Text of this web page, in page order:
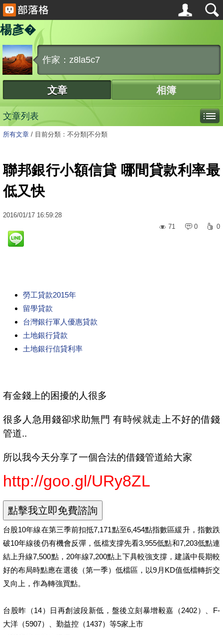
楊彥�
作家：z8la5c7
文章 相簿
文章列表
所有文章 / 目前分類：不分類|不分類
聯邦銀行小額信貸 哪間貸款利率最
低又快
2016/01/17 16:59:28
71
0 0
勞工貸款2015年
留學貸款
台灣銀行軍人優惠貸款
土地銀行貸款
土地銀行信貸利率
有金錢上的困擾的人很多
很多人急用錢卻求助無門 有時候就走上不好的借錢
管道..
所以我今天分享了一個合法的借錢管道給大家
http://goo.gl/URy8ZL
台股10年線在第三季前扣抵7,171點至6,454點指數區緩升，指數跌
破10年線後仍有機會反彈，低檔支撐先看3,955低點和7,203低點連
結上升線7,500點，20年線7,200點上下具較強支撐，建議中長期較
好的布局時點應在選後（第一季）低檔區，以9月KD值低檔轉折交
叉向上，作為轉強買點。
台股昨（14）日再創波段新低，盤後立刻暴增毅嘉（2402）、F-
大洋（5907）、勤益控（1437）等5家上市